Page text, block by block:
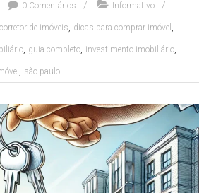
0 Comentários Informativo
corretor de imóveis, dicas para comprar imóvel ,
, guia completo, investimento imobiliário,
, são paulo